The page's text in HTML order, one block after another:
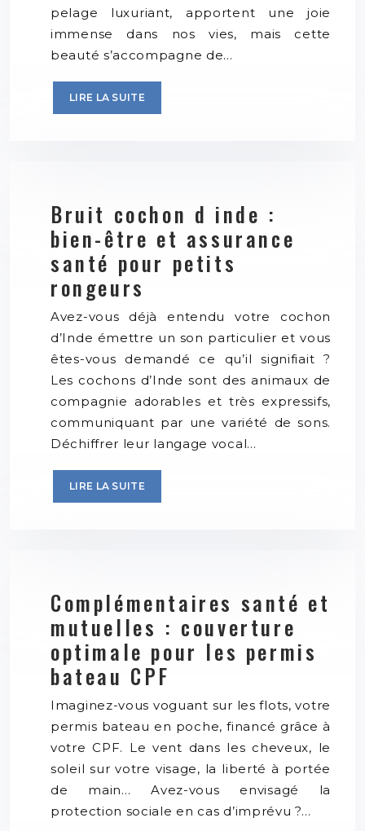
pelage luxuriant, apportent une joie
immense dans nos vies, mais cette
beauté s’accompagne de…
LIRE LA SUITE
Bruit cochon d inde :
bien-être et assurance
santé pour petits
rongeurs
Avez-vous déjà entendu votre cochon
d’Inde émettre un son particulier et vous
êtes-vous demandé ce qu’il signifiait ?
Les cochons d’Inde sont des animaux de
compagnie adorables et très expressifs,
communiquant par une variété de sons.
Déchiffrer leur langage vocal…
LIRE LA SUITE
Complémentaires santé et
mutuelles : couverture
optimale pour les permis
bateau CPF
Imaginez-vous voguant sur les flots, votre
permis bateau en poche, financé grâce à
votre CPF. Le vent dans les cheveux, le
soleil sur votre visage, la liberté à portée
de main… Avez-vous envisagé la
protection sociale en cas d’imprévu ?…